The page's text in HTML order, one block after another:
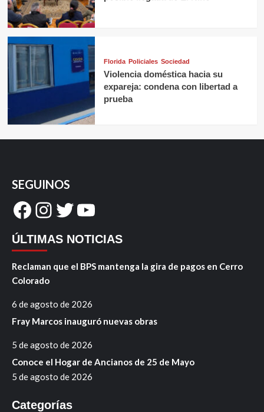
Florida Policiales Sociedad
Violencia doméstica hacia su
expareja: condena con libertad a
prueba
SEGUINOS
Facebook
Instagram
Twitter
YouTube
ÚLTIMAS NOTICIAS
Reclaman que el BPS mantenga la gira de pagos en Cerro
Colorado
6 de agosto de 2026
Fray Marcos inauguró nuevas obras
5 de agosto de 2026
Conoce el Hogar de Ancianos de 25 de Mayo
5 de agosto de 2026
Categorías